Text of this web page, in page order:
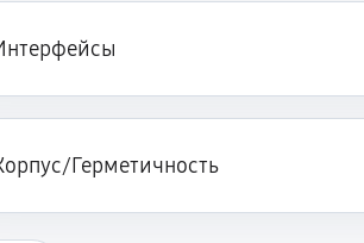
Герметичность